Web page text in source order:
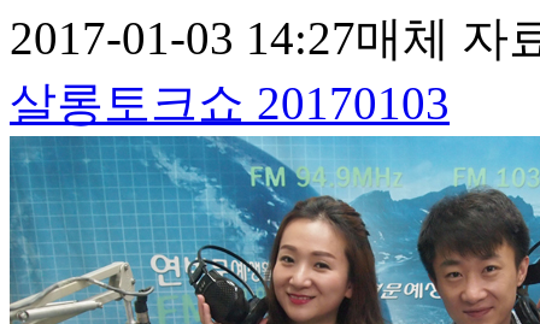
2017-01-03 14:27매체 자
살롱토크쇼 20170103